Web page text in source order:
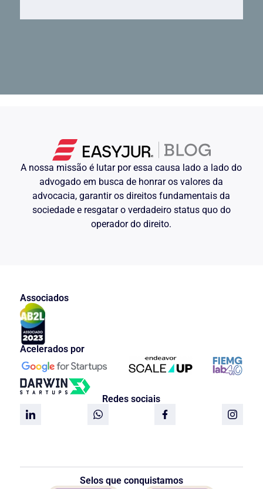
A nossa missão é lutar por essa causa lado a lado do
advogado em busca de honrar os valores da
advocacia, garantir os direitos fundamentais da
sociedade e resgatar o verdadeiro status quo do
operador do direito.
Associados
Acelerados por
Redes sociais
Selos que conquistamos